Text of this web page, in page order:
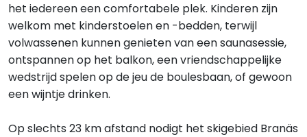
het iedereen een comfortabele plek. Kinderen zijn
welkom met kinderstoelen en -bedden, terwijl
volwassenen kunnen genieten van een saunasessie,
ontspannen op het balkon, een vriendschappelijke
wedstrijd spelen op de jeu de boulesbaan, of gewoon
een wijntje drinken.
Op slechts 23 km afstand nodigt het skigebied Branäs